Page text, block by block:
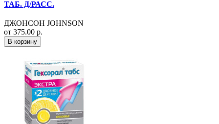
ТАБ. Д/РАСС.
ДЖОНСОН JOHNSON
от 375.00 р.
В корзину